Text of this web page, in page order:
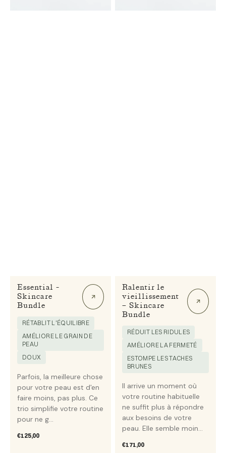
Essential -
Skincare
Bundle
RÉTABLIT L'ÉQUILIBRE
AMÉLIORE LE GRAIN DE
PEAU
DOUX
Parfois, la meilleure chose
pour votre peau est d'en
faire moins, pas plus. Ce
trio simplifie votre routine
pour ne g...
Prix
€125,00
Ralentir le
vieillissement
– Skincare
Bundle
RÉDUIT LES RIDULES
AMÉLIORE LA FERMETÉ
ESTOMPE LES TACHES
BRUNES
Il arrive un moment où
votre routine habituelle
ne suffit plus à répondre
aux besoins de votre
peau. Elle semble moin...
Prix
€171,00